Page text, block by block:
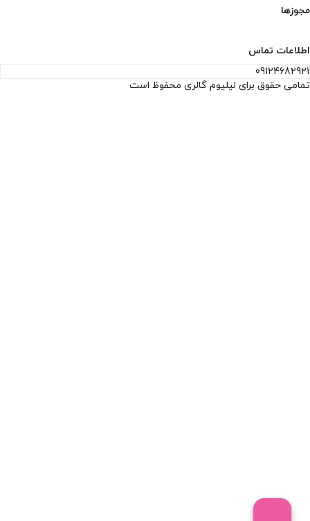
مجوزها
اطلاعات تماس
09124682921
تمامی حقوق برای لیلیوم گالری محفوظ است